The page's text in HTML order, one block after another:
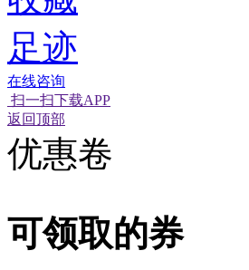
足迹
在线咨询
扫一扫下载APP
返回顶部
优惠卷
可领取的券